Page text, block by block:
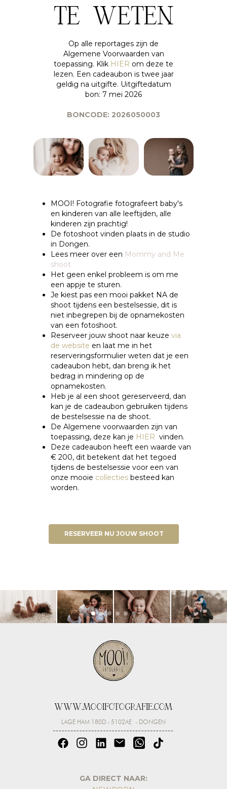
MOOI! Fotografie fotografeert baby's
en kinderen van alle leeftijden, alle
kinderen zijn prachtig!
De fotoshoot vinden plaats in de studio
in Dongen.
Lees meer over een Mommy and Me
shoot
Het geen enkel probleem is om me
een appje te sturen.
Je kiest pas een mooi pakket NA de
shoot tijdens een bestelsessie, dit is
niet inbegrepen bij de opnamekosten
van een fotoshoot.
Reserveer jouw shoot naar keuze via
de website en laat me in het
reserveringsformulier weten dat je een
cadeaubon hebt, dan breng ik het
bedrag in mindering op de
opnamekosten.
Heb je al een shoot gereserveerd, dan
kan je de cadeaubon gebruiken tijdens
de bestelsessie na de shoot.
De Algemene voorwaarden zijn van
toepassing, deze kan je HIER vinden.
Deze cadeaubon heeft een waarde van
€ 200, dit betekent dat het tegoed
tijdens de bestelsessie voor een van
onze mooie collecties besteed kan
worden.
RESERVEER NU JOUW SHOOT
Op alle reportages zijn de
Algemene Voorwaarden van
toepassing. Klik HIER om deze te
lezen. Een cadeaubon is twee jaar
geldig na uitgifte. Uitgiftedatum
bon: 7 mei 2026
BONCODE: 2026050003
TE WETEN
WWW.MOOIFOTOGRAFIE.COM
LAGE HAM 180D - 5102AE - DONGEN
GA DIRECT NAAR: